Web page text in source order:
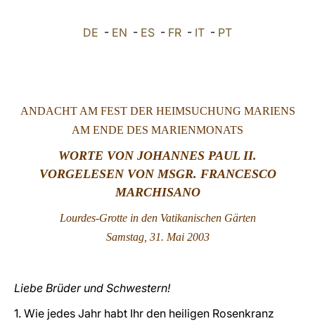
中文
LATINE
DE - EN - ES - FR - IT - PT
ANDACHT AM FEST DER HEIMSUCHUNG MARIENS
AM ENDE DES MARIENMONATS
WORTE VON JOHANNES PAUL II.
VORGELESEN VON MSGR. FRANCESCO
MARCHISANO
Lourdes-Grotte in den Vatikanischen Gärten
Samstag, 31. Mai 2003
Liebe Brüder und Schwestern!
1. Wie jedes Jahr habt Ihr den heiligen Rosenkranz